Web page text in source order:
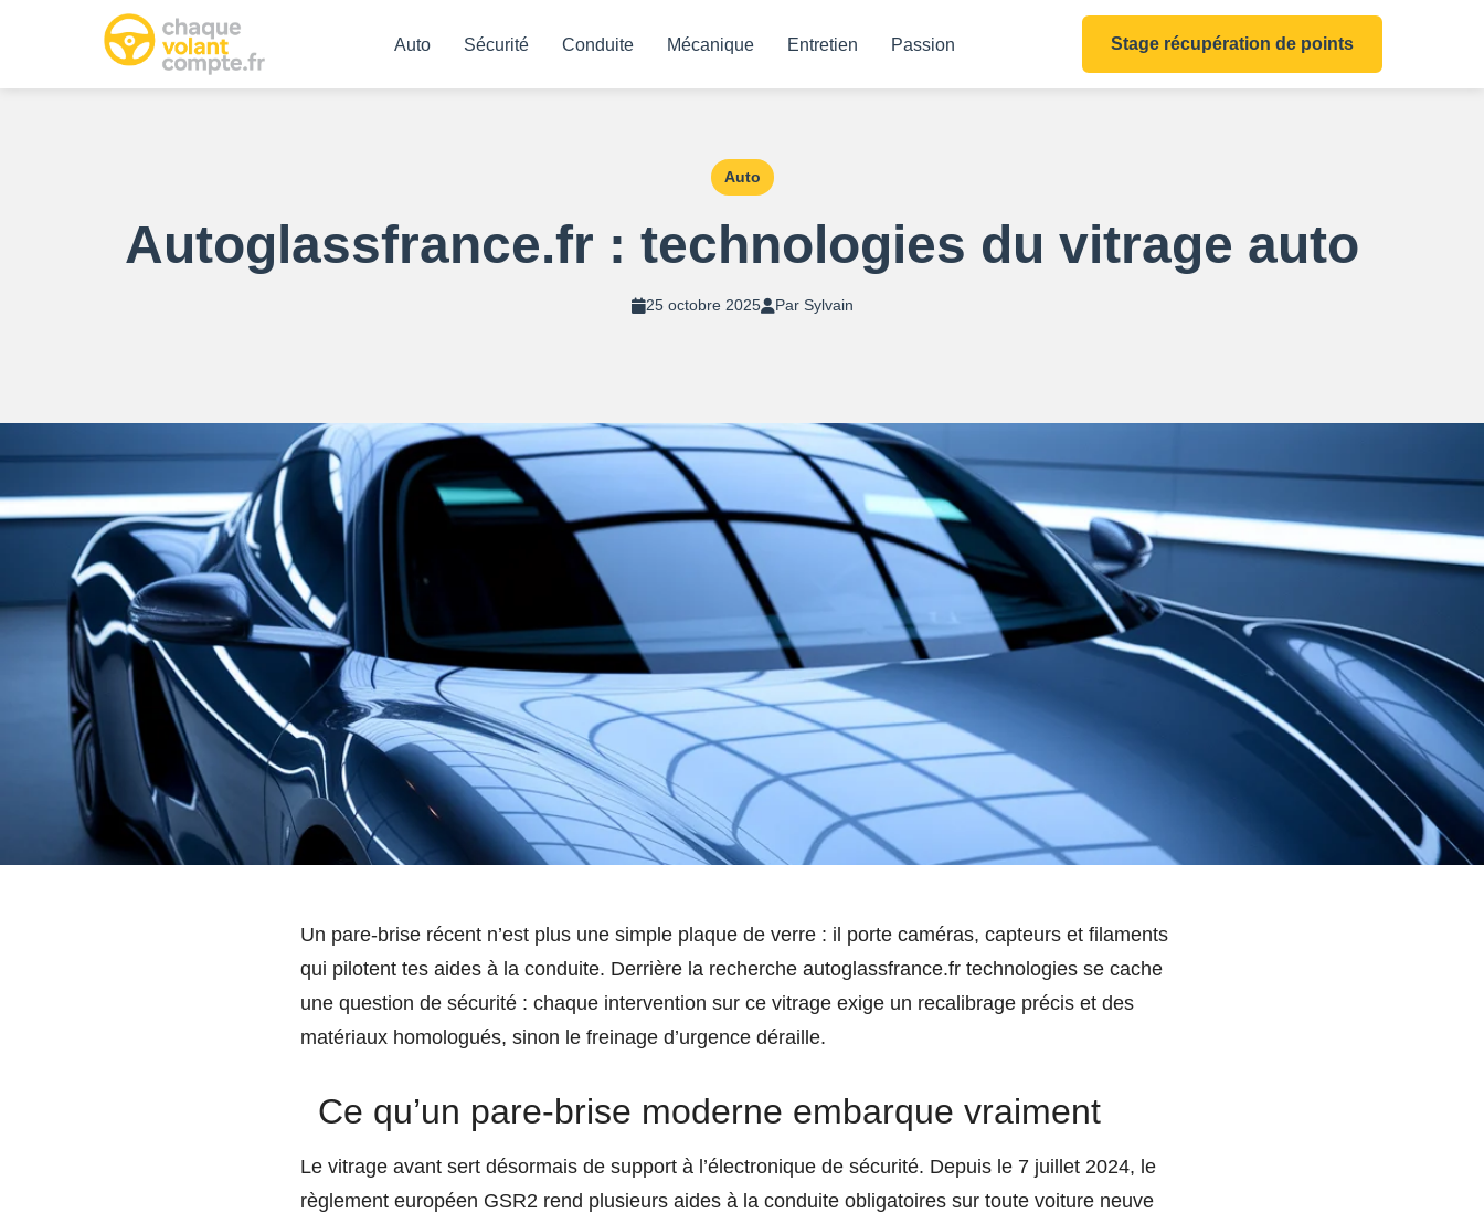
Auto Sécurité Conduite Mécanique Entretien Passion Stage récupération de points
Auto
Autoglassfrance.fr : technologies du vitrage auto
25 octobre 2025 Par Sylvain
Un pare-brise récent n’est plus une simple plaque de verre : il porte caméras, capteurs et filaments
qui pilotent tes aides à la conduite. Derrière la recherche autoglassfrance.fr technologies se cache
une question de sécurité : chaque intervention sur ce vitrage exige un recalibrage précis et des
matériaux homologués, sinon le freinage d’urgence déraille.
Ce qu’un pare-brise moderne embarque vraiment
Le vitrage avant sert désormais de support à l’électronique de sécurité. Depuis le 7 juillet 2024, le
règlement européen GSR2 rend plusieurs aides à la conduite obligatoires sur toute voiture neuve